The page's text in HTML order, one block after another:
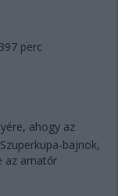
perc
ahogy az
bajnok,
az amatőr